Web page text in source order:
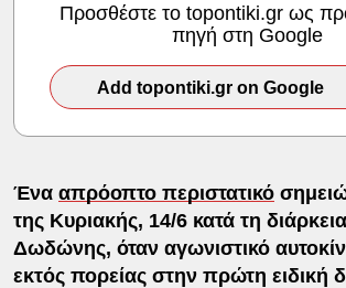
Προσθέστε το topontiki.gr ως
πηγή στη Google
Add topontiki.gr on Google
Ένα απρόοπτο περιστατικό
της Κυριακής, 14/6 κατά τη
Δωδώνης, όταν αγωνιστικό
εκτός πορείας στην πρώτη ειδική